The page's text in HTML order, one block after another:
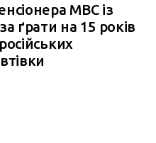
МВС із
ґрати на 15 років